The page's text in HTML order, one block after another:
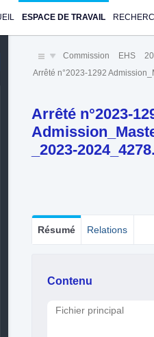
ESPACE DE TRAVAIL
Commission EHS
Arrêté n°2023-1292
Arrêté n°2023-
_2023-
Résumé Relations
Contenu
Fichier principal